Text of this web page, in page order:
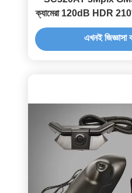
ক্যামেরা 120dB HDR
এবং আইপি 69 কে
এখনই জিজ্ঞাসা